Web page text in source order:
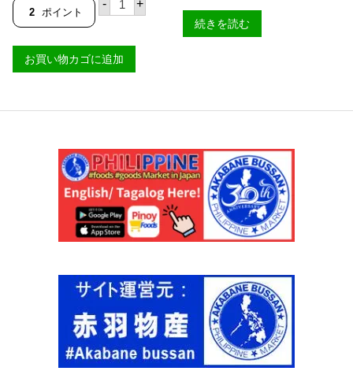
2 ポイント
-
マ
タ
ー
バ
キ
ミ
ッ
ク
ス
5
0
g
【
M
A
S
I
T
A
'
S
+
お買い物カゴに追加
続きを読む